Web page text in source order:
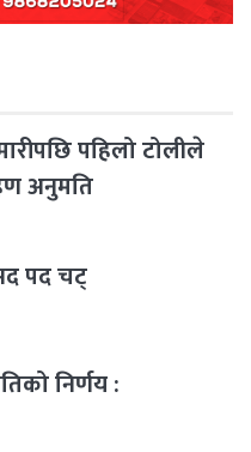
पहिलो टोलीले
अनुमति
पद चट्
निर्णय :